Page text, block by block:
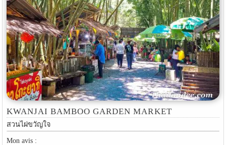
KWANJAI BAMBOO GARDEN MARKET
สวนไผ่ขวัญใจ
Mon avis :